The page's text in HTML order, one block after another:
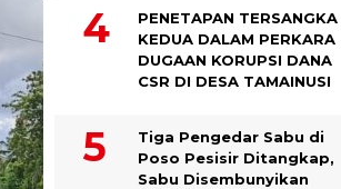
PENETAPAN TERSANGKA
KEDUA DALAM PERKARA
DUGAAN KORUPSI DANA
CSR DI DESA TAMAINUSI
Tiga Pengedar Sabu di
Poso Pesisir Ditangkap,
Sabu Disembunyikan